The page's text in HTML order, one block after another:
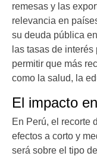
remesas y las
relevancia en
su deuda pública
las tasas de
permitir que más
como la salud, la
El impacto
En Perú, el recorte
efectos a corto y
será sobre el tipo